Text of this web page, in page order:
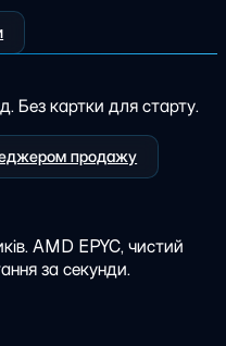
Без картки для старту.
продажу
AMD EPYC, чистий
за секунди.